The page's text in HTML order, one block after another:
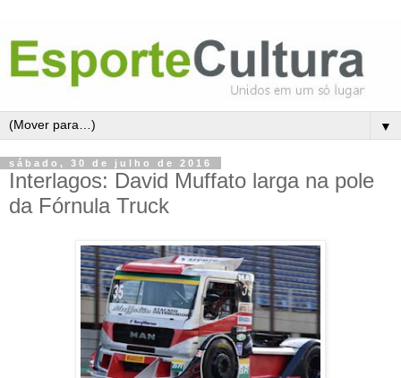
▼
sábado, 30 de julho de 2016
Interlagos: David Muffato larga na pole
da Fórnula Truck